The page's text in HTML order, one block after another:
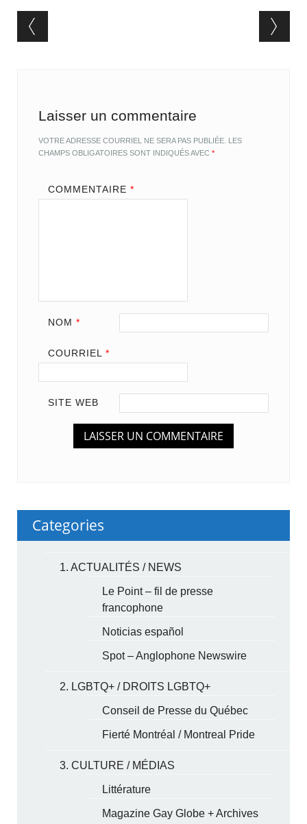
Post navigation
Laisser un commentaire
VOTRE ADRESSE COURRIEL NE SERA PAS PUBLIÉE. LES
CHAMPS OBLIGATOIRES SONT INDIQUÉS AVEC*
COMMENTAIRE *
NOM *
COURRIEL *
SITE WEB
Categories
1. ACTUALITÉS / NEWS
Le Point – fil de presse
francophone
Noticias español
Spot – Anglophone Newswire
2. LGBTQ+ / DROITS LGBTQ+
Conseil de Presse du Québec
Fierté Montréal / Montreal Pride
3. CULTURE / MÉDIAS
Littérature
Magazine Gay Globe + Archives